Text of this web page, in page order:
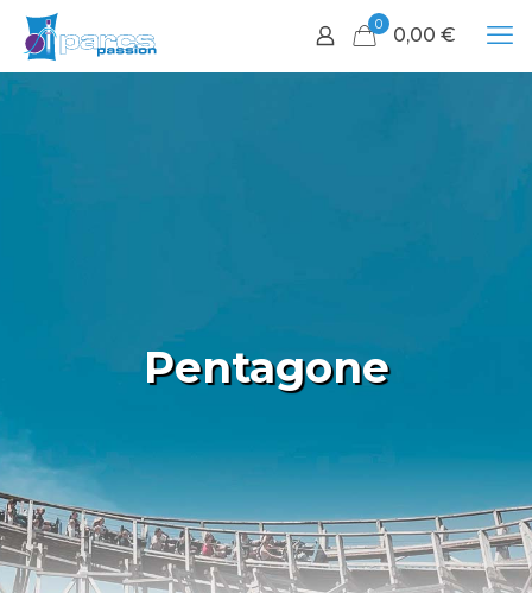
0 0,00 €
Pentagone